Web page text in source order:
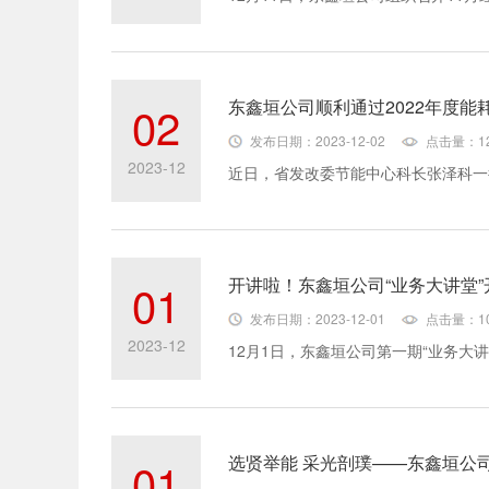
02
2023-12
东鑫垣公司顺利通过2022年度能
发布日期：2023-12-02 点击量：
01
2023-12
开讲啦！东鑫垣公司“业务大讲堂
发布日期：2023-12-01 点击量：
选贤举能 采光剖璞——东鑫垣公